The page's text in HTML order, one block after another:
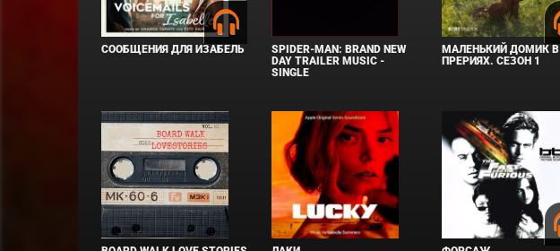
СООБЩЕНИЯ ДЛЯ ИЗАБЕЛЬ
SPIDER-MAN: BRAND NEW
DAY TRAILER MUSIC -
SINGLE
МАЛЕНЬКИЙ ДОМИК В
ПРЕРИЯХ. СЕЗОН 1